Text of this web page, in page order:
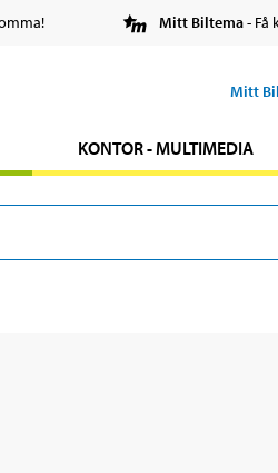
Mitt Biltema- Få
Mitt
KONTOR - MULTIMEDIA